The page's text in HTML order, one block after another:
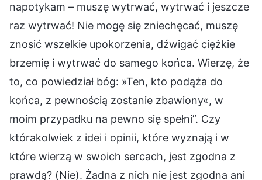
napotykam – muszę wytrwać, wytrwać i jeszcze
raz wytrwać! Nie mogę się zniechęcać, muszę
znosić wszelkie upokorzenia, dźwigać ciężkie
brzemię i wytrwać do samego końca. Wierzę, że
to, co powiedział bóg: »Ten, kto podąża do
końca, z pewnością zostanie zbawiony«, w
moim przypadku na pewno się spełni”. Czy
którakolwiek z idei i opinii, które wyznają i w
które wierzą w swoich sercach, jest zgodna z
prawdą? (Nie). Żadna z nich nie jest zgodna ani